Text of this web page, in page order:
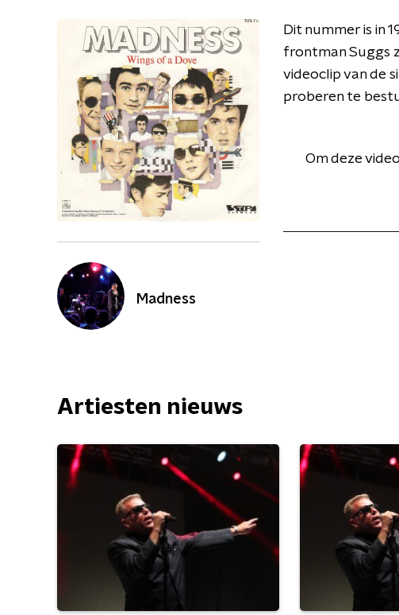
Madness
Dit nummer is in
frontman Suggs
videoclip van de
proberen te
Om deze
Artiesten nieuws